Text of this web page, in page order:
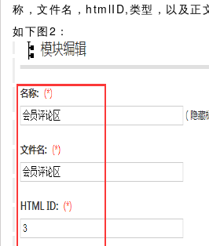
称，文件名，htmlID,类型，以及正
如下图2：